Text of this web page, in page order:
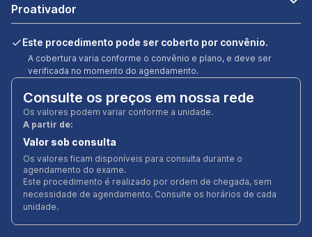
Proativador
Este procedimento pode ser coberto por convênio.
A cobertura varia conforme o convênio e plano, e deve ser
verificada no momento do agendamento.
Consulte os preços em nossa rede
Os valores podem variar conforme a unidade.
A partir de:
Valor sob consulta
Os valores ficam disponíveis para consulta durante o
agendamento do exame.
Este procedimento é realizado por ordem de chegada, sem
necessidade de agendamento. Consulte os horários de cada
unidade.